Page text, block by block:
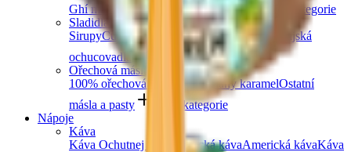
Ghí máslo
Kokosové Speciální oleje
Další kategorie
Sladidla a dochucovadla
SirupyCukry a alternativní sladidlaKoření
Asijská
ochucovadla
Další kategorie
Ořechová másla
100% ořechová S čokoládouSlaný karamelOstatní
másla a pasty
Další kategorie
Nápoje
Káva
Káva Ochutnej Ořech
Africká kávaAmerická kávaKáva